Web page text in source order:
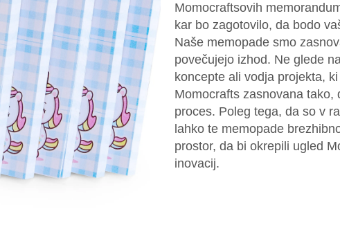
Momocraftsovih
kar bo zagotovilo, da bodo
Naše memopade smo
povečujejo izhod. Ne glede
koncepte ali vodja projekta,
Momocrafts zasnovana tako,
proces. Poleg tega, da so v
lahko te memopade
prostor, da bi okrepili ugled
inovacij.